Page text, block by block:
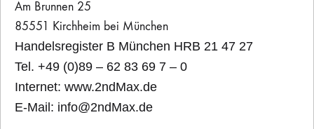
Am Brunnen 25
85551 Kirchheim bei München
Handelsregister B München HRB 21 47 27
Tel. +49 (0)89 – 62 83 69 7 – 0
Internet: www.2ndMax.de
E-Mail: info@2ndMax.de